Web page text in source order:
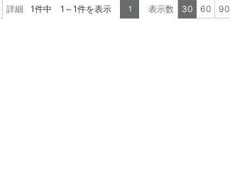
詳細 1件中 1～1件を表示 1 表示数 30 60 90